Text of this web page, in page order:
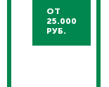
ОТ
25.000
РУБ.